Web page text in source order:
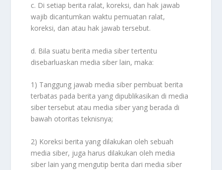
c. Di setiap berita ralat, koreksi, dan hak jawab
wajib dicantumkan waktu pemuatan ralat,
koreksi, dan atau hak jawab tersebut.
d. Bila suatu berita media siber tertentu
disebarluaskan media siber lain, maka:
1) Tanggung jawab media siber pembuat berita
terbatas pada berita yang dipublikasikan di media
siber tersebut atau media siber yang berada di
bawah otoritas teknisnya;
2) Koreksi berita yang dilakukan oleh sebuah
media siber, juga harus dilakukan oleh media
siber lain yang mengutip berita dari media siber